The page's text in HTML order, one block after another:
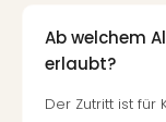
Ab welchem
erlaubt?
Der Zutritt ist für